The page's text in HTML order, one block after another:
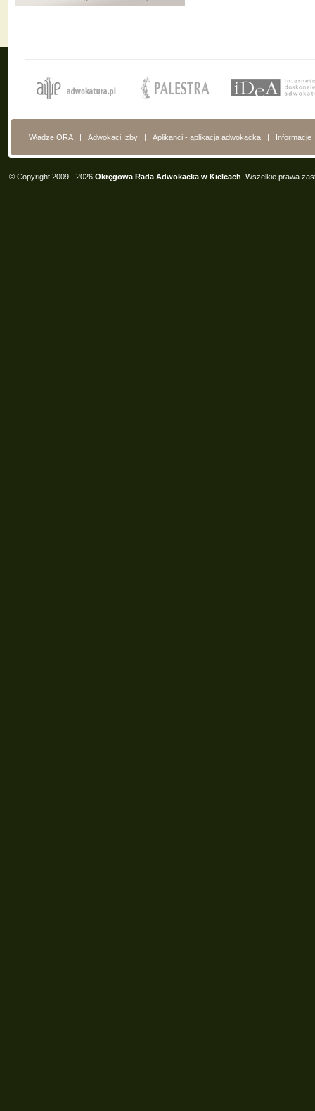
Władze ORA | Adwokaci Izby | Aplikanci - aplikacja adwokacka | Informacje
© Copyright 2009 - 2026 Okręgowa Rada Adwokacka w Kielcach . Wszelkie prawa